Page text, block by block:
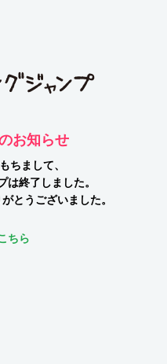
お知らせ
ちまして、
終了しました。
とうございました。
ちら